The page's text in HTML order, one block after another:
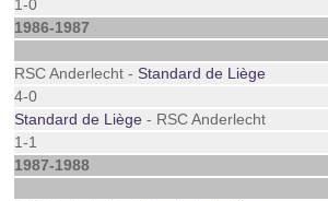
1-0
1986-1987
RSC Anderlecht -Standard de Liège
4-0
Standard de Liège - RSC Anderlecht
1-1
1987-1988